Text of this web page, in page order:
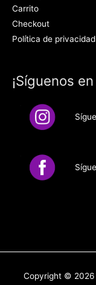
Carrito
Checkout
Política de privacidad
¡Síguenos
Copyright © 2026